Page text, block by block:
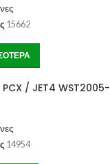
15662
PCX / JET4 WST2005-
14954